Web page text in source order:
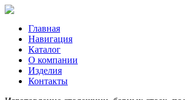
Главная
Навигация
Каталог
О компании
Изделия
Контакты